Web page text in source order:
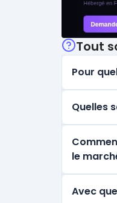
Tout
Pour
Quelles
le
Avec